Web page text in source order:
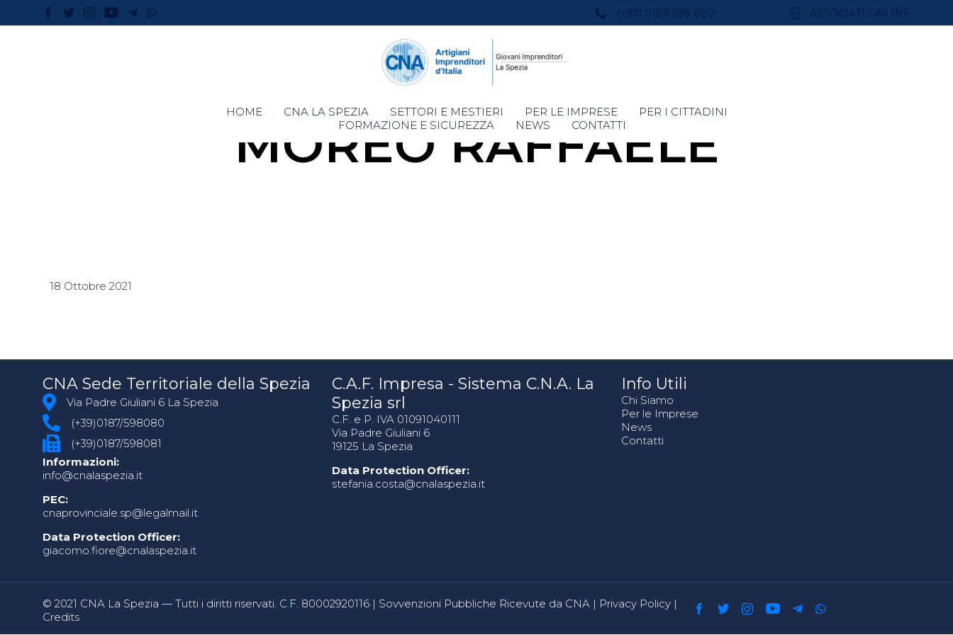
(+39) 0187 598 080 ASSOCIATI ONLINE
Skip
to
HOME CNA LA SPEZIA SETTORI E MESTIERI PER LE IMPRESE
PER I CITTADINI
FORMAZIONE E SICUREZZA
NEWS CONTATTI
MOREO RAFFAELE
18 Ottobre 2021
CNA Sede Territoriale della Spezia
Via Padre Giuliani 6 La Spezia
(+39)0187/598080
(+39)0187/598081
Informazioni:
info@cnalaspezia.it
PEC:
cnaprovinciale.sp@legalmail.it
Data Protection Officer:
giacomo.fiore@cnalaspezia.it
C.A.F. Impresa - Sistema C.N.A. La
Spezia srl
C.F. e P. IVA 01091040111
Via Padre Giuliani 6
19125 La Spezia
Data Protection Officer:
stefania.costa@cnalaspezia.it
Info Utili
Chi Siamo
Per le Imprese
News
Contatti
© 2021 CNA La Spezia — Tutti i diritti riservati. C.F. 80002920116 | Sovvenzioni Pubbliche Ricevute da CNA | Privacy Policy |
Credits